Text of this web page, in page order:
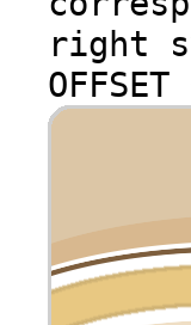
right